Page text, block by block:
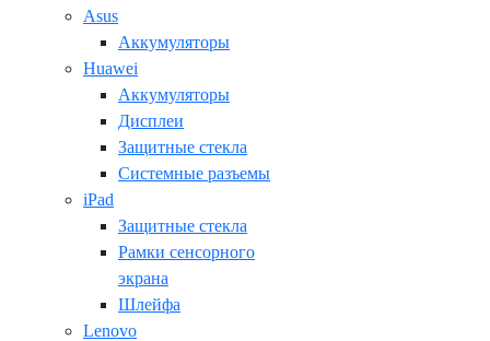
Asus
Аккумуляторы
Huawei
Аккумуляторы
Дисплеи
Защитные стекла
Системные разъемы
iPad
Защитные стекла
Рамки сенсорного
экрана
Шлейфа
Lenovo